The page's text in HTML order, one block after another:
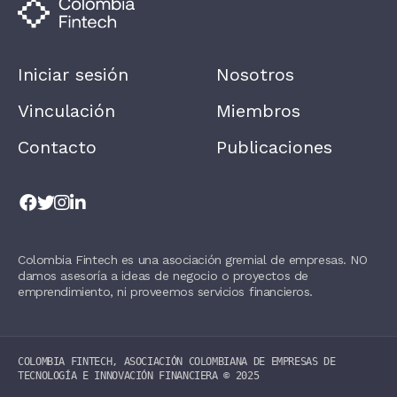
N
,
V
H
S
L
A
N
K
Iniciar sesión
Vinculación
Contacto
Nosotros
Miembros
Publicaciones
Colombia Fintech es una asociación gremial de empresas. NO
damos asesoría a ideas de negocio o proyectos de
emprendimiento, ni proveemos servicios financieros.
COLOMBIA FINTECH, ASOCIACIÓN COLOMBIANA DE EMPRESAS DE
TECNOLOGÍA E INNOVACIÓN FINANCIERA ©️ 2025